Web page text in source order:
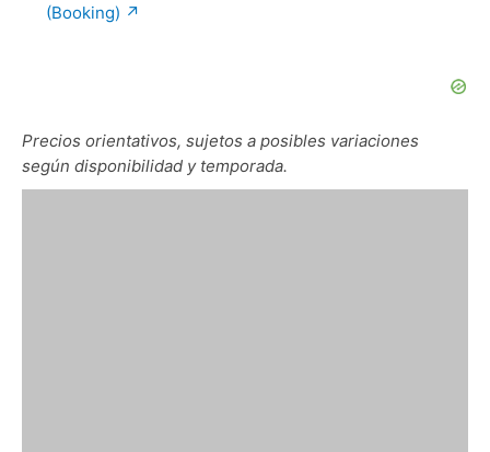
(Booking) ↗
Precios orientativos, sujetos a posibles variaciones
según disponibilidad y temporada.